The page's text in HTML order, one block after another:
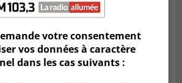
à 11h18
dévoile deux candidats
votre consentement
vos données à caractère
dans les cas suivants :